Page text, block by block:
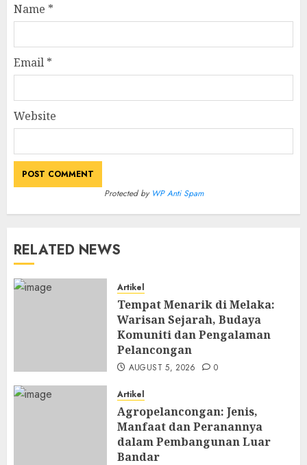
Name *
Email *
Website
Protected by WP Anti Spam
RELATED NEWS
Artikel
Tempat Menarik di Melaka:
Warisan Sejarah, Budaya
Komuniti dan Pengalaman
Pelancongan
AUGUST 5, 2026 0
Artikel
Agropelancongan: Jenis,
Manfaat dan Peranannya
dalam Pembangunan Luar
Bandar